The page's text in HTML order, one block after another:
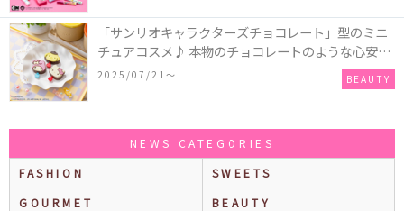
「サンリオキャラクターズチョコレート」型のミニ
チュアコスメ♪ 本物のチョコレートのような心安ら
ぐ香りの保湿バームが登場！
2025/07/21〜 BEAUTY
NEWS CATEGORIES
FASHION
SWEETS
GOURMET
BEAUTY